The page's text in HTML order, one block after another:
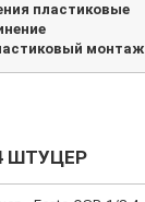
пластиковые
монтаж
ШТУЦЕР